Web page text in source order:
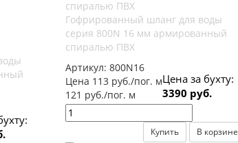
Гофрированный шланг для воды
серия 800N 16 мм армированный
спиралью ПВХ
Артикул: 800N16
Цена 113 руб./пог. м
121 руб./пог. м
Цена за бухту:
3390 руб.
Купить В корзине